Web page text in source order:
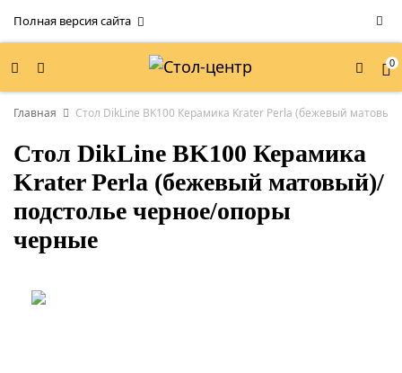
Полная версия сайта
0
Главная Стол DikLine BK100 Керамика Krater Perla (бежевый
Стол DikLine BK100 Керамика
Krater Perla (бежевый матовый)/
подстолье черное/опоры
черные